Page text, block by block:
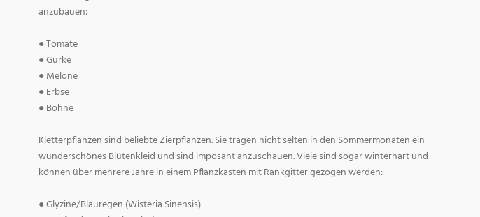
anzubauen:
● Tomate
● Gurke
● Melone
● Erbse
● Bohne
Kletterpflanzen sind beliebte Zierpflanzen. Sie tragen nicht selten in den Sommermonaten ein
wunderschönes Blütenkleid und sind imposant anzuschauen. Viele sind sogar winterhart und
können über mehrere Jahre in einem Pflanzkasten mit Rankgitter gezogen werden:
● Glyzine/Blauregen (Wisteria Sinensis)